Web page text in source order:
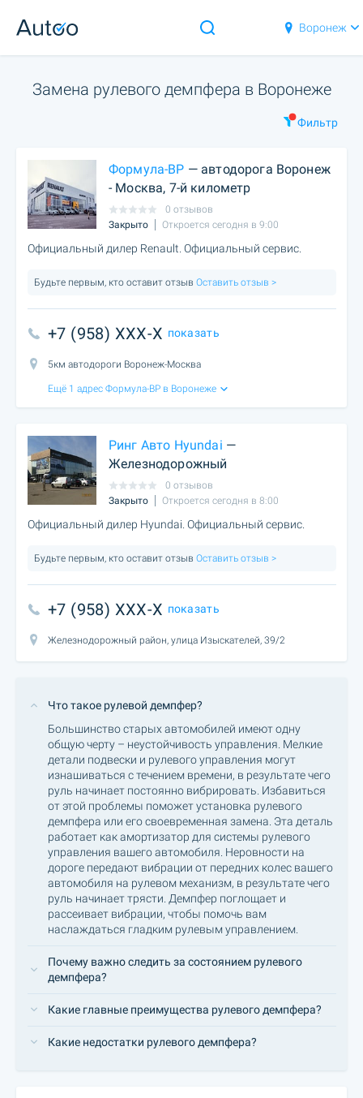
Воронеж
Замена рулевого демпфера в Воронеже
Фильтр
Формула-ВР — автодорога Воронеж
- Москва, 7-й километр
0 отзывов
Закрыто
Откроется сегодня в 9:00
Официальный дилер Renault. Официальный сервис.
Будьте первым, кто оставит отзыв Оставить отзыв >
+7 (958) XXX-X показать
5км автодороги Воронеж-Москва
Ещё 1 адрес Формула-ВР в Воронеже
Ринг Авто Hyundai —
Железнодорожный
0 отзывов
Закрыто
Откроется сегодня в 8:00
Официальный дилер Hyundai. Официальный сервис.
Будьте первым, кто оставит отзыв Оставить отзыв >
+7 (958) XXX-X показать
Железнодорожный район, улица Изыскателей, 39/2
Что такое рулевой демпфер?
Большинство старых автомобилей имеют одну
общую черту – неустойчивость управления. Мелкие
детали подвески и рулевого управления могут
изнашиваться с течением времени, в результате чего
руль начинает постоянно вибрировать. Избавиться
от этой проблемы поможет установка рулевого
демпфера или его своевременная замена. Эта деталь
работает как амортизатор для системы рулевого
управления вашего автомобиля. Неровности на
дороге передают вибрации от передних колес вашего
автомобиля на рулевом механизм, в результате чего
руль начинает трясти. Демпфер поглощает и
рассеивает вибрации, чтобы помочь вам
наслаждаться гладким рулевым управлением.
Почему важно следить за состоянием рулевого
демпфера?
Какие главные преимущества рулевого демпфера?
Какие недостатки рулевого демпфера?